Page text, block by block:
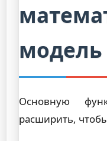
модель
Основную
расширить,